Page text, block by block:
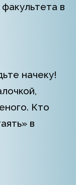
в
начеку!
Кто
в